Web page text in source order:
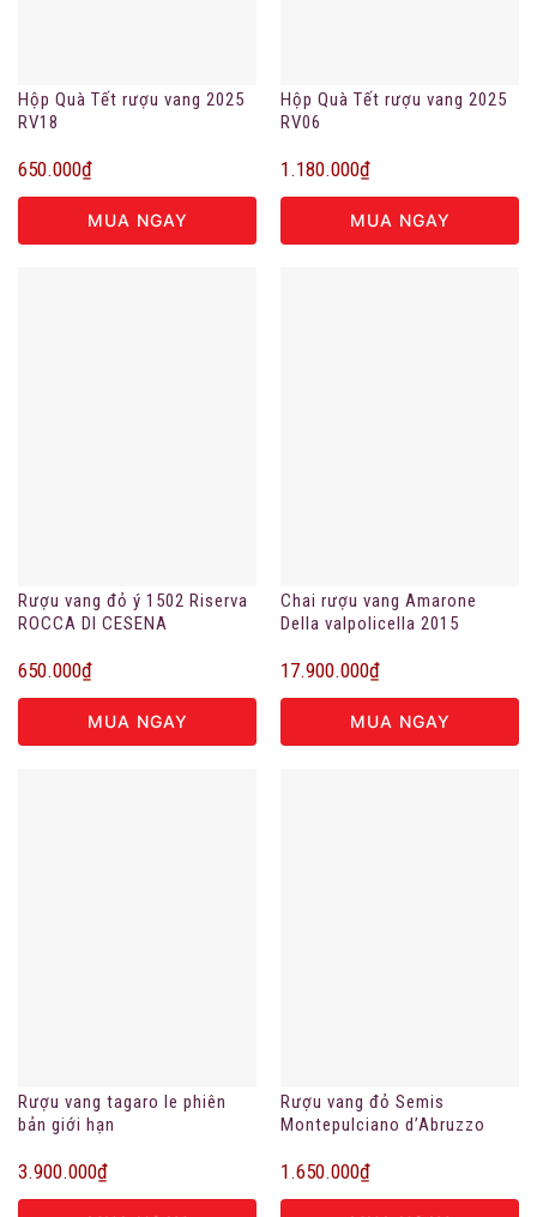
Hộp Quà Tết rượu vang 2025
RV18
650.000₫
MUA NGAY
Hộp Quà Tết rượu vang 2025
RV06
1.180.000₫
MUA NGAY
Rượu vang đỏ ý 1502 Riserva
ROCCA DI CESENA
650.000₫
MUA NGAY
Chai rượu vang Amarone
Della valpolicella 2015
17.900.000₫
MUA NGAY
Rượu vang tagaro le phiên
bản giới hạn
3.900.000₫
Rượu vang đỏ Semis
Montepulciano d’Abruzzo
1.650.000₫